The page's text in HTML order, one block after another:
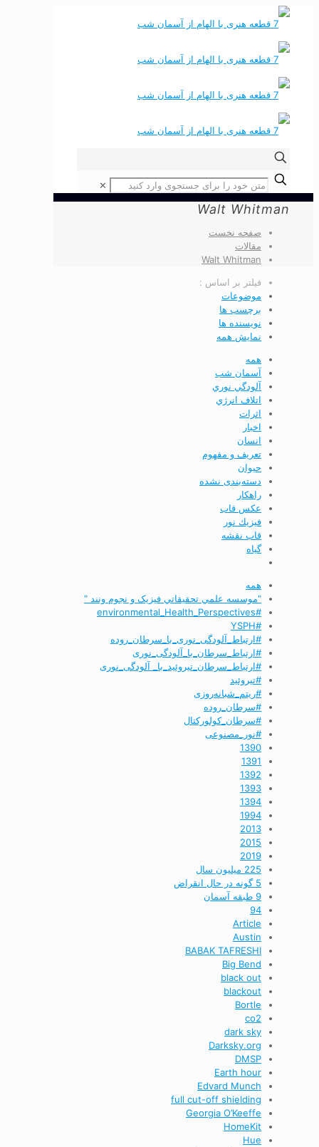
✕
Walt Whitman
صفحه نخست
مقالات
Walt Whitman
فیلتر بر اساس :
موضوعات
برچسب ها
نویسنده ها
نمایش همه
همه
آسمان شب
آلودگي نوري
اتلاف انرژي
اثرات
اخبار
انسان
تعريف و مفهوم
حیوان
دسته‌بندی نشده
راهکار
عکس قاب
فيزيك نور
قاب نقشه
گیاه
همه
"موسسه علمي تحقيقاتي فیزیک و نجوم ونند "
#environmental_Health_Perspectives
#YSPH
#ارتباط_آلودگی_نوری_با_سرطان_روده
#ارتباط_سرطان_با_آلودگی_نوری
#ارتباط_سرطان_تیروئید_با_ آلودگی_نوری
#تیروئید
#ریتم_شبانه‌روزی
#سرطان_روده
#سرطان_کولورکتال
#نور_مصنوعی
1390
1391
1392
1393
1394
1994
2013
2015
2019
225 میلیون سال
5 گونه در حال انقراض
9 طبقه آسمان
94
Article
Austin
BABAK TAFRESHI
Big Bend
black out
blackout
Bortle
co2
dark sky
Darksky.org
DMSP
Earth hour
Edvard Munch
full cut-off shielding
Georgia O’Keeffe
HomeKit
Hue